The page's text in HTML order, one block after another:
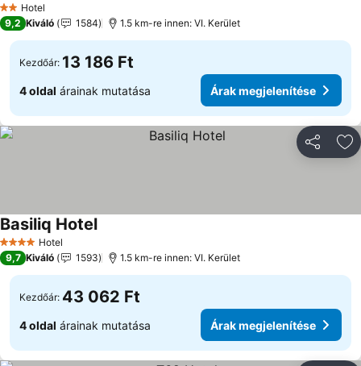
2 Kategória
Hotel
9,2 Kiváló 1584 1.5 km-re innen: VI. Kerület
Kezdőár: 13 186 Ft
4 oldal árainak mutatása Árak megjelenítése
4 KategóriaHotel
Basiliq Hotel
9,7 Kiváló 1593 1.5 km-re innen: VI. Kerület
Kezdőár: 43 062 Ft
4 oldal árainak mutatása Árak megjelenítése